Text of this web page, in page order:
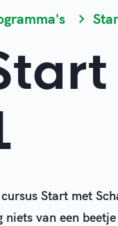
Start met
niets van een